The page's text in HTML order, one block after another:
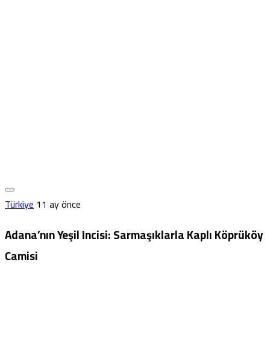
Türkiye11 ay önce
Adana’nın Yeşil Incisi: Sarmaşıklarla Kaplı Köprüköy
Camisi